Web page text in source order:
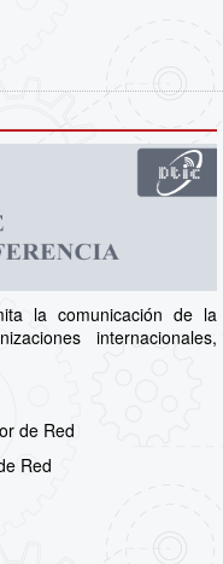
la comunicación de la
internacionales,
de Red
Red